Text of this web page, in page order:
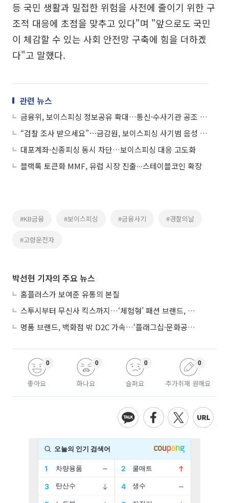
등 국민 생활과 밀접한 위험을 사전에 줄이기 위한 구
조적 대응에 초점을 맞추고 있다"며 "앞으로도 국민
이 체감할 수 있는 사회 안전망 구축에 힘을 더하겠
다"고 말했다.
관련 뉴스
금융위, 보이스피싱 정보공유 확대…통신·수사기관 공조 강화
“검찰 조사 받으세요”⋯금감원, 보이스피싱 사기범 음성 공개
대포계좌·신종피싱 동시 차단…보이스피싱 대응 고도화
블랙록 토큰화 MMF, 유럽 시장 진출∙∙∙스테이블코인 확장
#KB금융 #보이스피싱 #금융사기 #경찰의날
#고령운전자
박선현 기자의 주요 뉴스
홈플러스가 보여준 유통의 본질
스투시부터 무신사 킥스까지…‘체험형’ 패션 브랜드, 잇단 제주행
명품 브랜드, 백화점 밖 D2C 가속…‘플래그십·문화공간’ 전략 눈길
좋아요
0
화나요
0
슬퍼요
0
추가취재 원해요
0